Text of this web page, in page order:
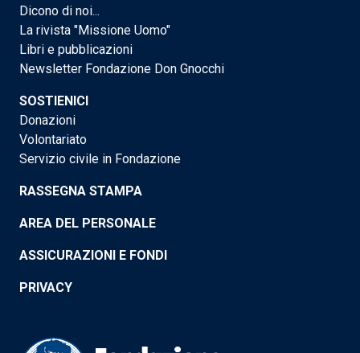
Dicono di noi...
La rivista "Missione Uomo"
Libri e pubblicazioni
Newsletter Fondazione Don Gnocchi
SOSTIENICI
Donazioni
Volontariato
Servizio civile in Fondazione
RASSEGNA STAMPA
AREA DEL PERSONALE
ASSICURAZIONI E FONDI
PRIVACY